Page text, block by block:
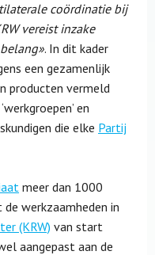
coördinatie bij
vereist inzake
. In dit kader
een gezamenlijk
producten vermeld
en
die elke Partij
meer dan 1000
werkzaamheden in
(KRW) van start
aangepast aan de